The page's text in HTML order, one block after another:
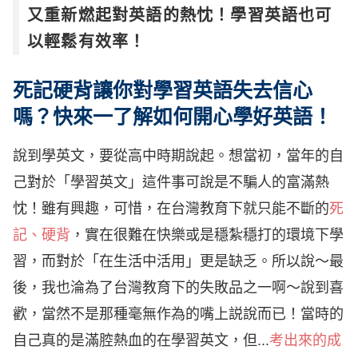
又重新燃起對英語的熱忱！學習英語也可
以輕鬆有效率！
死記硬背讓你對學習英語失去信心
嗎？快來一了解如何開心學好英語！
說到學英文，要從高中時期說起。想當初，當年的自
己對於「學習英文」這件事可說是不騙人的富滿熱
忱！雖有興趣，可惜，在台灣教育下就只能不斷的死
記、硬背 ，實在很難在快樂或是穩紮穩打的環境下學
習，而對於「在生活中活用」更是缺乏。所以說～最
後，我也淪為了台灣教育下的失敗品之一啊～說到喜
歡，當然不是那種毫無作為的嘴上説說而已！當時的
自己真的是滿腔熱血的在學習英文，但...考出來的成